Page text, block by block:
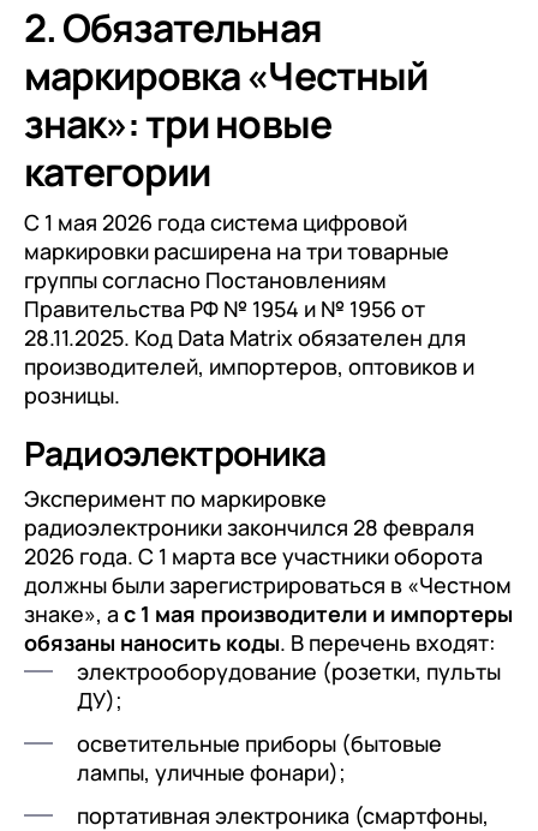
2. Обязательная
маркировка «Честный
знак»: три новые
категории
С 1 мая 2026 года система цифровой
маркировки расширена на три товарные
группы согласно Постановлениям
Правительства РФ № 1954 и № 1956 от
28.11.2025. Код Data Matrix обязателен для
производителей, импортеров, оптовиков и
розницы.
Радиоэлектроника
Эксперимент по маркировке
радиоэлектроники закончился 28 февраля
2026 года. С 1 марта все участники оборота
должны были зарегистрироваться в «Честном
знаке», а с 1 мая производители и импортеры
обязаны наносить коды. В перечень входят:
электрооборудование (розетки, пульты
ДУ);
осветительные приборы (бытовые
лампы, уличные фонари);
портативная электроника (смартфоны,